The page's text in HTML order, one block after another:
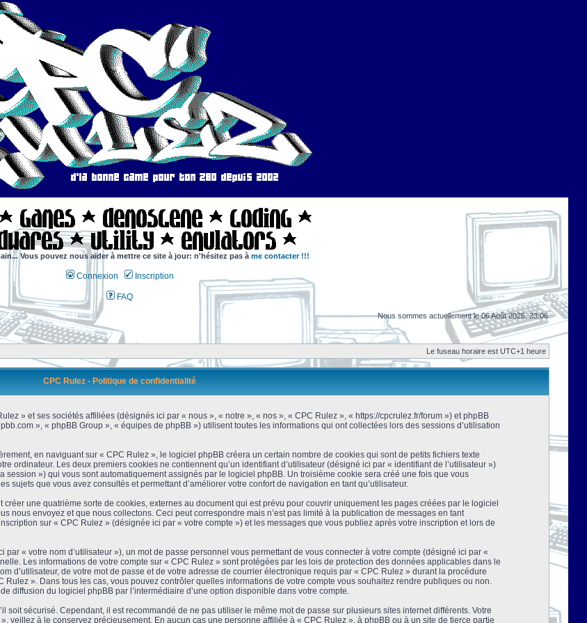
Vous pouvez nous aider à mettre ce site à jour: n'hésitez pas à me contacter !!!
Connexion Inscription
FAQ
Nous sommes actuellement le 06 Août 2026, 23:06
Le fuseau horaire est UTC+1 heure
CPC Rulez - Politique de confidentialité
» et ses sociétés affiliées (désignés ici par « nous », « notre », « nos », « CPC Rulez », « https://cpcrulez.fr/forum ») et phpBB
», « phpBB Group », « équipes de phpBB ») utilisent toutes les informations qui ont collectées lors des sessions d’utilisation
en naviguant sur « CPC Rulez », le logiciel phpBB créera un certain nombre de cookies qui sont de petits fichiers texte
ordinateur. Les deux premiers cookies ne contiennent qu’un identifiant d’utilisateur (désigné ici par « identifiant de l’utilisateur »)
») qui vous sont automatiquement assignés par le logiciel phpBB. Un troisième cookie sera créé une fois que vous
sujets que vous avez consultés et permettant d’améliorer votre confort de navigation en tant qu’utilisateur.
une quatrième sorte de cookies, externes au document qui est prévu pour couvrir uniquement les pages créées par le logiciel
nous envoyez et que nous collectons. Ceci peut correspondre mais n’est pas limité à la publication de messages en tant
sur « CPC Rulez » (désignée ici par « votre compte ») et les messages que vous publiez après votre inscription et lors de
« votre nom d’utilisateur »), un mot de passe personnel vous permettant de vous connecter à votre compte (désigné ici par «
Les informations de votre compte sur « CPC Rulez » sont protégées par les lois de protection des données applicables dans le
d’utilisateur, de votre mot de passe et de votre adresse de courrier électronique requis par « CPC Rulez » durant la procédure
». Dans tous les cas, vous pouvez contrôler quelles informations de votre compte vous souhaitez rendre publiques ou non.
diffusion du logiciel phpBB par l’intermédiaire d’une option disponible dans votre compte.
soit sécurisé. Cependant, il est recommandé de ne pas utiliser le même mot de passe sur plusieurs sites internet différents. Votre
veillez à le conservez précieusement. En aucun cas une personne affiliée à « CPC Rulez », à phpBB ou à un site de tierce partie